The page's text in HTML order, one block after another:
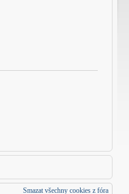
Smazat všechny cookies z fóra